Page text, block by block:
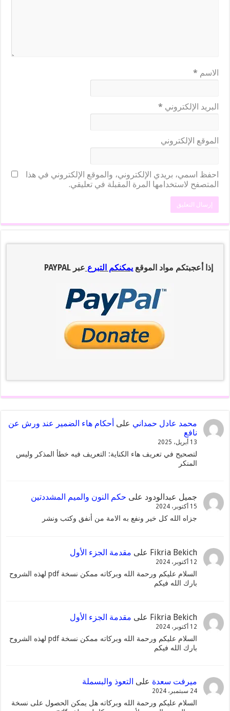
الاسم *
البريد الإلكتروني *
الموقع الإلكتروني
احفظ اسمي، بريدي الإلكتروني، والموقع الإلكتروني في هذا
المتصفح لاستخدامها المرة المقبلة في تعليقي.
إذا أعجبتكم مواد الموقع يمكنكم التبرع عبر PAYPAL
محمد عادل حمدانيعلى أحكام هاء الضمير عند ورش عن
نافع
13 أبريل، 2025
لتصحيح في تعريف هاء الكناية: التعريف فيه خطأ المذكر وليس
المنكر
جميل عبدالودودعلى حكم النون والميم المشددتين
15 أكتوبر، 2024
جزاه الله كل خير ونفع به الامة من أنفق وكتب ونشر
Fikria Bekichعلى مقدمة الجزء الأول
12 أكتوبر، 2024
السلام عليكم ورحمة الله وبركاته ممكن نسخة pdf لهذه الشروح
بارك الله فيكم
Fikria Bekichعلى مقدمة الجزء الأول
12 أكتوبر، 2024
السلام عليكم ورحمة الله وبركاته ممكن نسخة pdf لهذه الشروح
بارك الله فيكم
ميرفت سعدةعلى التعوذ والبسملة
24 سبتمبر، 2024
السلام عليكم ورحمة الله وبركاته هل يمكن الحصول على نسخة